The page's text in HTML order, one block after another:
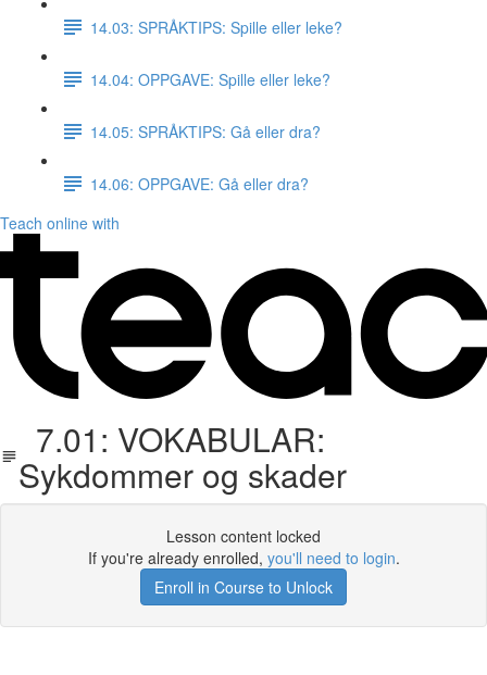
14.03: SPRÅKTIPS: Spille eller leke?
14.04: OPPGAVE: Spille eller leke?
14.05: SPRÅKTIPS: Gå eller dra?
14.06: OPPGAVE: Gå eller dra?
Teach online with
7.01: VOKABULAR:
Sykdommer og skader
Lesson content locked
If you're already enrolled, you'll need to login.
Enroll in Course to Unlock